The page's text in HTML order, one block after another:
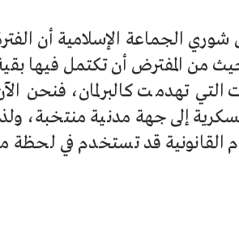
الجماعة الإسلامية أن
من المفترض أن تكتمل فيها
التي تهدمت كالبرلمان، فنحن
إلى جهة مدنية منتخبة،
القانونية قد تستخدم في لحظة